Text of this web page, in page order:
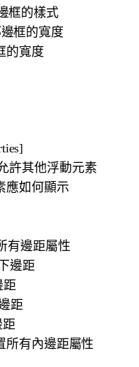
框的樣式
框的寬度
的寬度
許其他浮動元素
應如何顯示
有邊距屬性
邊距
距
距
距
所有內邊距屬性